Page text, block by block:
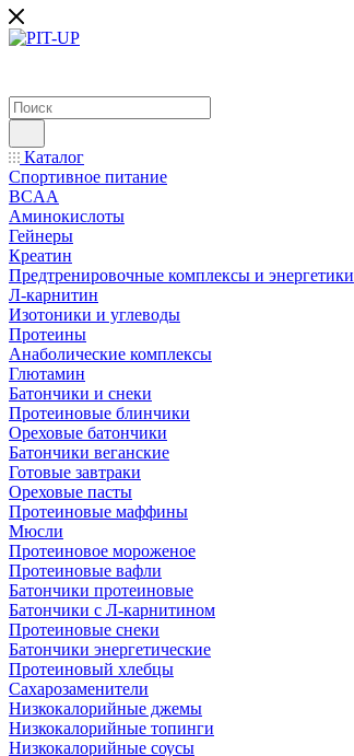
Каталог
Спортивное питание
BCAA
Аминокислоты
Гейнеры
Креатин
Предтренировочные комплексы и энергетики
Л-карнитин
Изотоники и углеводы
Протеины
Анаболические комплексы
Глютамин
Батончики и снеки
Протеиновые блинчики
Ореховые батончики
Батончики веганские
Готовые завтраки
Ореховые пасты
Протеиновые маффины
Мюсли
Протеиновое мороженое
Протеиновые вафли
Батончики протеиновые
Батончики с Л-карнитином
Протеиновые снеки
Батончики энергетические
Протеиновый хлебцы
Сахарозаменители
Низкокалорийные джемы
Низкокалорийные топинги
Низкокалорийные соусы